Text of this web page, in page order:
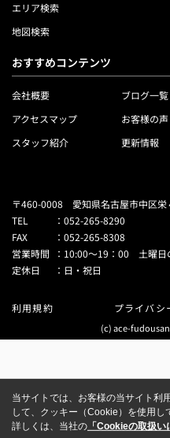
エリア検索
地図検索
おすすめコンテンツ
会社概要
アクセスマップ
スタッフ紹介
ブログ一覧
お客様の声
更新情報
〒460-0008 愛知県名古屋市中区栄
TEL
： 052-265-8290
FAX
： 052-265-8308
営業時間
： 10:00～19：00 土曜日
定休日
： 日・祝日
利用規約 プライバシ
(c) ace-
当サイトでは、お客様の当サイト利
して、クッキー（Cookie）を使用し
詳しくは、当社の 「Cookieの取扱い